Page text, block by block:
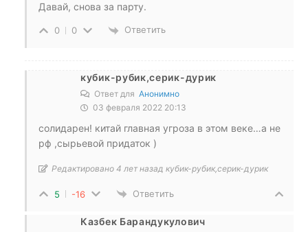
Давай, снова за парту.
0 0 Ответить
кубик-рубик,серик-дурик
Ответ для Анонимно
03 февраля 2022 20:13
солидарен! китай главная угроза в этом веке…а не
рф ,сырьевой придаток )
Редактировано 4 лет назад кубик-рубик,серик-дурик
5 -16 Ответить
Казбек Барандукулович